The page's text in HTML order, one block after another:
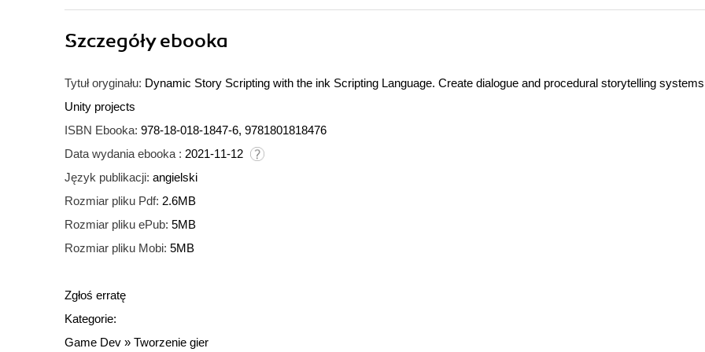
Szczegółyebooka
Tytuł oryginału: Dynamic Story Scripting with the ink Scripting Language. Create dialogue and procedural storytelling
Unity projects
ISBN Ebooka: 978-18-018-1847-6, 9781801818476
Data wydania ebooka : 2021-11-12
Język publikacji: angielski
Rozmiar pliku Pdf: 2.6MB
Rozmiar pliku ePub: 5MB
Rozmiar pliku Mobi: 5MB
Zgłoś erratę
Kategorie:
Game Dev » Tworzenie gier